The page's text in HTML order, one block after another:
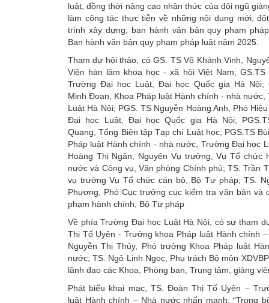
luật, đồng thời nâng cao nhận thức của đội ngũ
làm công tác thực tiễn về những nội dung mới,
trình xây dựng, ban hành văn bản quy phạm
Ban hành văn bản quy phạm pháp luật năm 2025.
Tham dự hội thảo, có GS. TS Võ Khánh Vinh,
Viện hàn lâm khoa học - xã hội Việt Nam; GS.TS
Trường Đại học Luật, Đại học Quốc gia Hà Nội;
Minh Đoan, Khoa Pháp luật Hành chính - nhà
Luật Hà Nội; PGS. TS Nguyễn Hoàng Anh, Phó
Đại học Luật, Đại học Quốc gia Hà Nội;
Quang, Tổng Biên tập Tạp chí Luật học; PGS.TS
Pháp luật Hành chính - nhà nước, Trường Đại học
Hoàng Thị Ngân, Nguyên Vụ trưởng, Vụ Tổ chức
nước và Công vụ, Văn phòng Chính phủ; TS. Trần
vụ trưởng Vụ Tổ chức cán bộ, Bộ Tư pháp; TS.
Phương, Phó Cục trưởng cục kiểm tra văn bản và
phạm hành chính, Bộ Tư pháp
Về phía Trường Đại học Luật Hà Nội, có sự tham
Thị Tố Uyên - Trưởng khoa Pháp luật Hành chính
Nguyễn Thị Thủy, Phó trưởng Khoa Pháp luật
nước; TS. Ngô Linh Ngọc, Phụ trách Bộ môn
lãnh đạo các Khoa, Phòng ban, Trung tâm, giảng
Phát biểu khai mạc, TS. Đoàn Thị Tố Uyên –
luật Hành chính – Nhà nước nhấn mạnh: “Trong